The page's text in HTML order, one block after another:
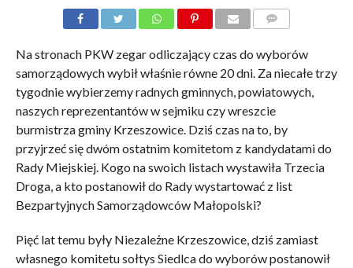
Na stronach PKW zegar odliczający czas do wyborów
samorządowych wybił właśnie równe 20 dni. Za niecałe trzy
tygodnie wybierzemy radnych gminnych, powiatowych,
naszych reprezentantów w sejmiku czy wreszcie
burmistrza gminy Krzeszowice. Dziś czas na to, by
przyjrzeć się dwóm ostatnim komitetom z kandydatami do
Rady Miejskiej. Kogo na swoich listach wystawiła Trzecia
Droga, a kto postanowił do Rady wystartować z list
Bezpartyjnych Samorządowców Małopolski?
Pięć lat temu były Niezależne Krzeszowice, dziś zamiast
własnego komitetu sołtys Siedlca do wyborów postanowił